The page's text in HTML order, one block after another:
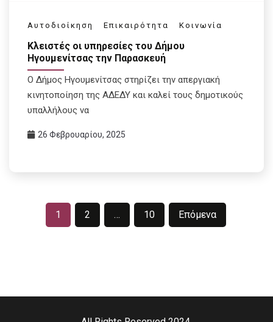
Αυτοδιοίκηση Επικαιρότητα Κοινωνία
Κλειστές οι υπηρεσίες του Δήμου
Ηγουμενίτσας την Παρασκευή
Ο Δήμος Ηγουμενίτσας στηρίζει την απεργιακή
κινητοποίηση της ΑΔΕΔΥ και καλεί τους δημοτικούς
υπαλλήλους να
26 Φεβρουαρίου, 2025
Σελιδοποίηση
1 2 … 10 Επόμενα